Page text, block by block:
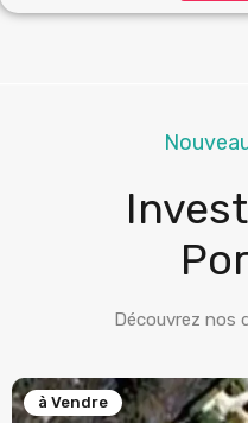
Découvrez nos
à Vendre